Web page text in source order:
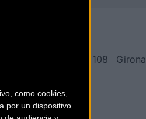
como cookies,
por un dispositivo
Calle Santa Eugenia, 108
Girona